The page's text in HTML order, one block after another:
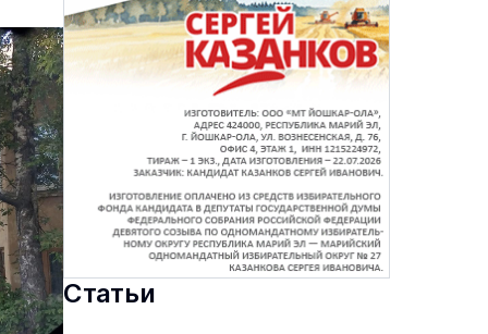
Статьи